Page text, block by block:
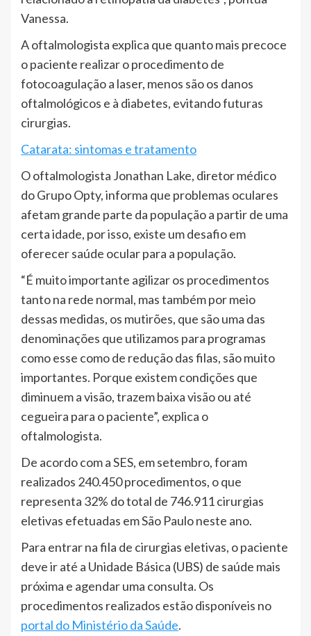
Vanessa.
A oftalmologista explica que quanto mais precoce
o paciente realizar o procedimento de
fotocoagulação a laser, menos são os danos
oftalmológicos e à diabetes, evitando futuras
cirurgias.
Catarata: sintomas e tratamento
O oftalmologista Jonathan Lake, diretor médico
do Grupo Opty, informa que problemas oculares
afetam grande parte da população a partir de uma
certa idade, por isso, existe um desafio em
oferecer saúde ocular para a população.
“É muito importante agilizar os procedimentos
tanto na rede normal, mas também por meio
dessas medidas, os mutirões, que são uma das
denominações que utilizamos para programas
como esse como de redução das filas, são muito
importantes. Porque existem condições que
diminuem a visão, trazem baixa visão ou até
cegueira para o paciente”, explica o
oftalmologista.
De acordo com a SES, em setembro, foram
realizados 240.450 procedimentos, o que
representa 32% do total de 746.911 cirurgias
eletivas efetuadas em São Paulo neste ano.
Para entrar na fila de cirurgias eletivas, o paciente
deve ir até a Unidade Básica (UBS) de saúde mais
próxima e agendar uma consulta. Os
procedimentos realizados estão disponíveis no
portal do Ministério da Saúde.